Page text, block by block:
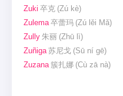
Zuki 卒克 (Zú kè)
Zulema 卒蕾玛 (Zú lěi Mǎ)
Zully 朱丽 (Zhū lì)
Zuñiga 苏尼戈 (Sū ní gē)
Zuzana 簇扎娜 (Cù zā nà)